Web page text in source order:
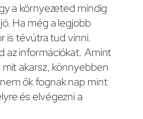
a környezeted mindig
Ha még a legjobb
is tévútra tud vinni.
az információkat. Amint
akarsz, könnyebben
ők fognak nap mint
és elvégezni a